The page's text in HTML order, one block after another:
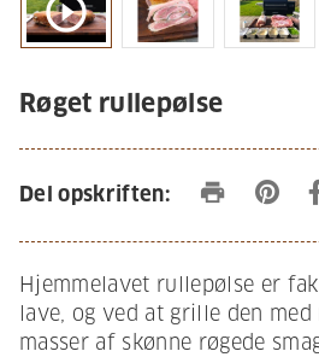
play_circle_outline
Røget rullepølse
Del opskriften: print
Hjemmelavet rullepølse er
lave, og ved at grille den
masser af skønne røgede